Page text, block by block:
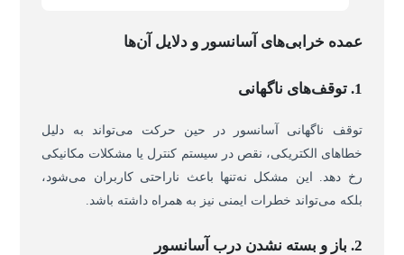
عمده خرابی‌های آسانسور و دلایل آن‌ها
1. توقف‌های ناگهانی
توقف ناگهانی آسانسور در حین حرکت می‌تواند به دلیل
خطاهای الکتریکی، نقص در سیستم کنترل یا مشکلات مکانیکی
رخ دهد. این مشکل نه‌تنها باعث ناراحتی کاربران می‌شود،
بلکه می‌تواند خطرات ایمنی نیز به همراه داشته باشد.
2. باز و بسته نشدن درب آسانسور